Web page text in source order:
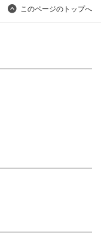
このページのトップへ